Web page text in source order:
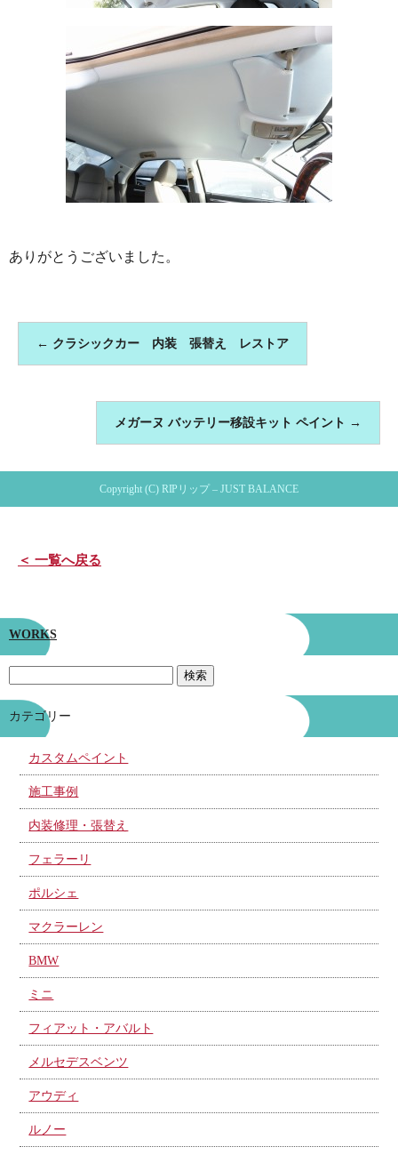
ありがとうございました。
← クラシックカー 内装 張替え レストア
メガーヌ バッテリー移設キット ペイント →
Copyright (C) RIPリップ – JUST BALANCE
＜ 一覧へ戻る
WORKS
カテゴリー
カスタムペイント
施工事例
内装修理・張替え
フェラーリ
ポルシェ
マクラーレン
BMW
ミニ
フィアット・アバルト
メルセデスベンツ
アウディ
ルノー